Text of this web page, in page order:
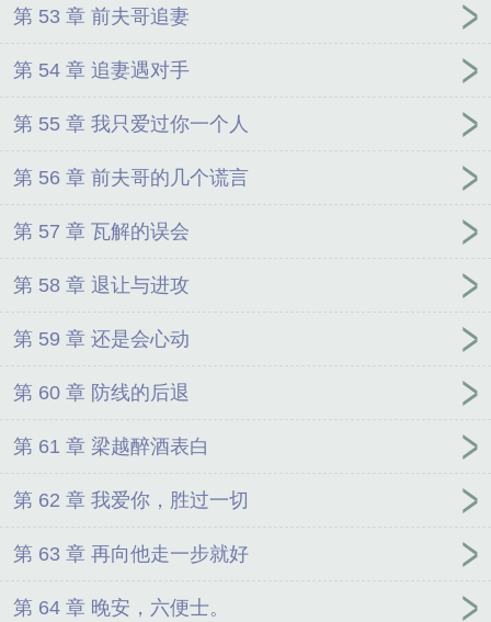
第 53 章 前夫哥追妻
第 54 章 追妻遇对手
第 55 章 我只爱过你一个人
第 56 章 前夫哥的几个谎言
第 57 章 瓦解的误会
第 58 章 退让与进攻
第 59 章 还是会心动
第 60 章 防线的后退
第 61 章 梁越醉酒表白
第 62 章 我爱你，胜过一切
第 63 章 再向他走一步就好
第 64 章 晚安，六便士。